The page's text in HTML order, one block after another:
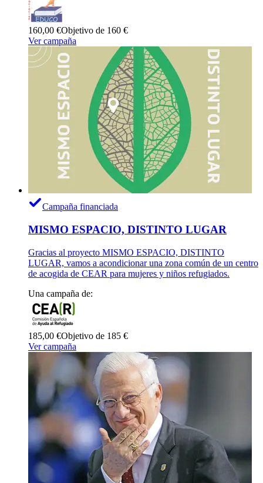
160,00 €Objetivo de 160 €
Ver campaña
Campaña financiada
MISMO ESPACIO, DISTINTO LUGAR
Gracias al proyecto MISMO ESPACIO, DISTINTO
LUGAR, vamos a acondicionar una zona común de un centro
de acogida de CEAR para mujeres y niños refugiados.
Una campaña de:
185,00 €Objetivo de 185 €
Ver campaña